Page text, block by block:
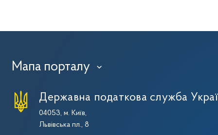
Мапа порталу ›
Державна податкова служба
04053, м. Київ,
Львівська пл., 8